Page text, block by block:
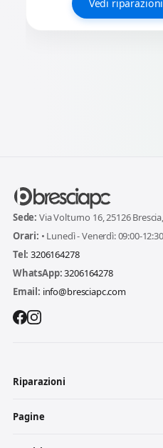
Vedi riparazioni
Sede: Via Volturno 16, 25126
Orari: • Lunedì - Venerdì: 09:00-
Tel: 3206164278
WhatsApp:3206164278
Email: info@bresciapc.com
Riparazioni
Pagine